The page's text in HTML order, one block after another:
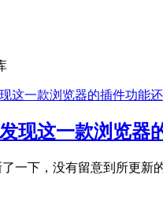
现这一款浏览器
了一下，没有留意到所更